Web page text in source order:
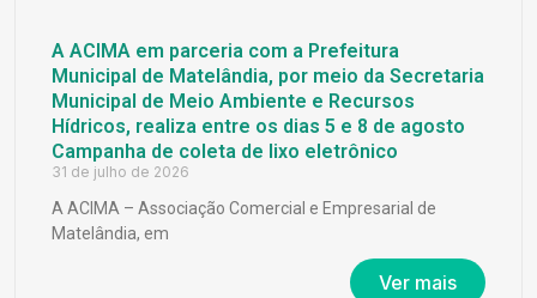
A ACIMA em parceria com a Prefeitura
Municipal de Matelândia, por meio da Secretaria
Municipal de Meio Ambiente e Recursos
Hídricos, realiza entre os dias 5 e 8 de agosto
Campanha de coleta de lixo eletrônico
31 de julho de 2026
A ACIMA – Associação Comercial e Empresarial de
Matelândia, em
Ver mais